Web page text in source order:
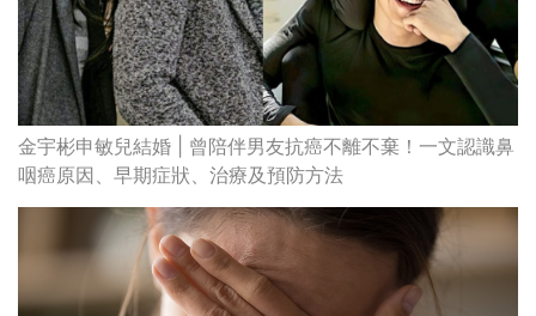
金宇彬申敏兒結婚 | 曾陪伴男友抗癌不離不棄！一文認識鼻
咽癌原因、早期症狀、治療及預防方法